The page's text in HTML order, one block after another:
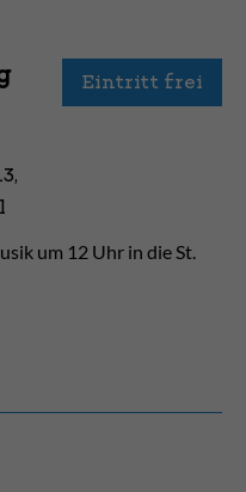
Eintritt frei
um 12 Uhr in die St.